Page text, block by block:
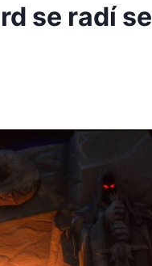
se radí se